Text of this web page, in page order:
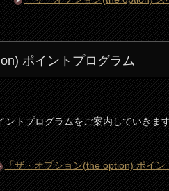
ポイントプログラム
トプログラムをご案内していきま
「ザ・オプション(the option) ポイ